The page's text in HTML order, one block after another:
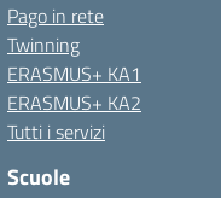
Pago in rete
Twinning
ERASMUS+ KA1
ERASMUS+ KA2
Tutti i servizi
Scuole